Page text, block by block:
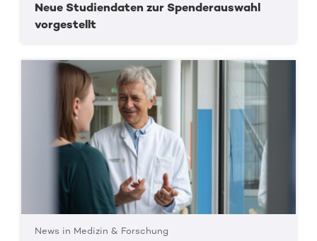
Neue Studiendaten zur Spenderauswahl
vorgestellt
News in Medizin & Forschung